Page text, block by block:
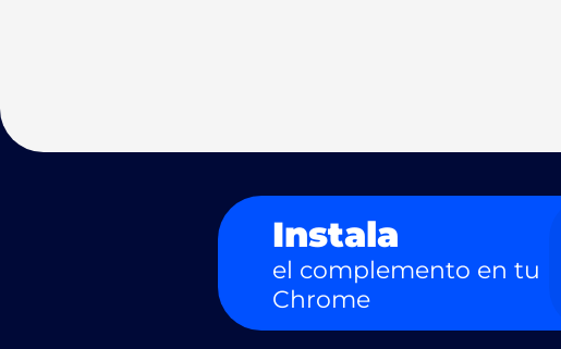
Instala
el complemento en tu
Chrome